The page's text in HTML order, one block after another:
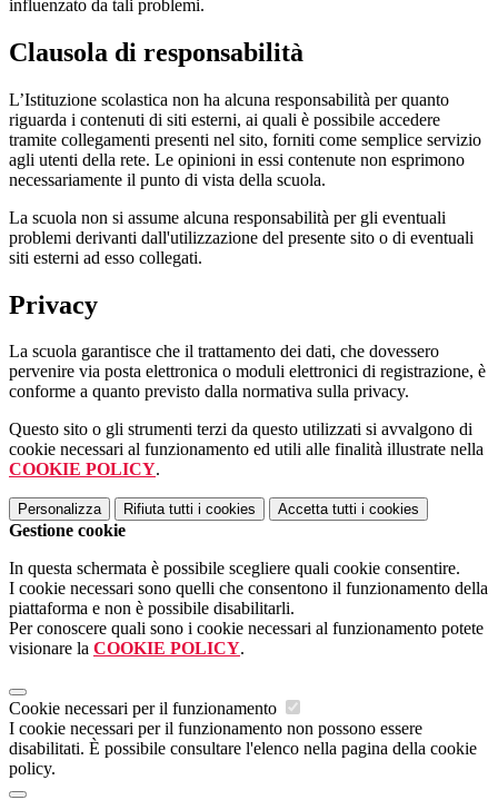
influenzato da tali problemi.
Clausola di responsabilità
L’Istituzione scolastica non ha alcuna responsabilità per quanto
riguarda i contenuti di siti esterni, ai quali è possibile accedere
tramite collegamenti presenti nel sito, forniti come semplice servizio
agli utenti della rete. Le opinioni in essi contenute non esprimono
necessariamente il punto di vista della scuola.
La scuola non si assume alcuna responsabilità per gli eventuali
problemi derivanti dall'utilizzazione del presente sito o di eventuali
siti esterni ad esso collegati.
Privacy
La scuola garantisce che il trattamento dei dati, che dovessero
pervenire via posta elettronica o moduli elettronici di registrazione, è
conforme a quanto previsto dalla normativa sulla privacy.
Questo sito o gli strumenti terzi da questo utilizzati si avvalgono di
cookie necessari al funzionamento ed utili alle finalità illustrate nella
COOKIE POLICY.
Personalizza Rifiuta tutti i cookies Accetta tutti i cookies
Gestione cookie
In questa schermata è possibile scegliere quali cookie consentire.
I cookie necessari sono quelli che consentono il funzionamento della
piattaforma e non è possibile disabilitarli.
Per conoscere quali sono i cookie necessari al funzionamento potete
visionare la COOKIE POLICY.
Cookie necessari per il funzionamento
I cookie necessari per il funzionamento non possono essere
disabilitati. È possibile consultare l'elenco nella pagina della cookie
policy.